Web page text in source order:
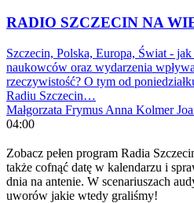
RADIO SZCZECIN NA
Szczecin, Polska, Europa, Świat -
naukowców oraz wydarzenia
rzeczywistość? O tym od
Radiu Szczecin…
Małgorzata Frymus Anna Kolmer
04:00
Zobacz pełen program Radia
także cofnąć datę w kalendarzu i
dnia na antenie. W scenariuszach
uworów jakie wtedy graliśmy!